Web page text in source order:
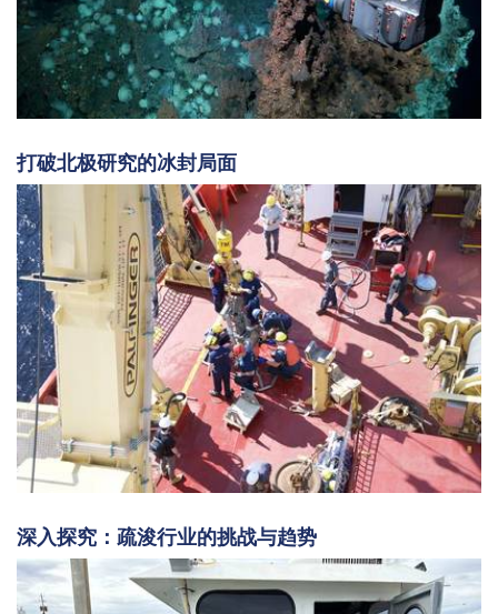
打破北极研究的冰封局面
深入探究：疏浚行业的挑战与趋势